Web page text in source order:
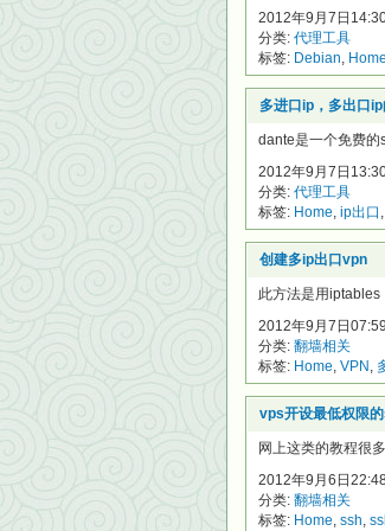
2012年9月7日14:30
分类: 代理工具
标签: Debian, Home
多进口ip，多出口
dante是一个免费
2012年9月7日13:30
分类: 代理工具
标签: Home, ip出口 ,
创建多ip出口vpn
此方法是用
2012年9月7日07:59
分类: 翻墙相关
标签: Home, VPN ,
vps开设最低权限
网上这类的教程很
2012年9月6日22:48
分类: 翻墙相关
标签: Home, ssh,